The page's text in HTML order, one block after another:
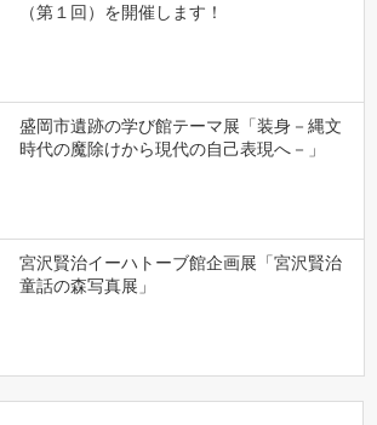
（第１回）を開催します！
盛岡市遺跡の学び館テーマ展「装身－縄文
時代の魔除けから現代の自己表現へ－」
宮沢賢治イーハトーブ館企画展「宮沢賢治
童話の森写真展」